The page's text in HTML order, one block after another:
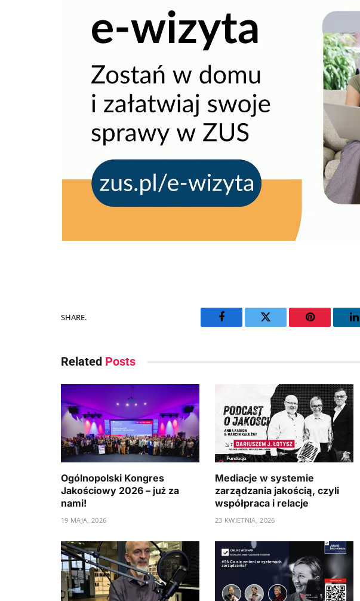
SHARE.
Facebook Twitter Pinterest
Related Posts
Ogólnopolski Kongres
Jakościowy 2026 – już za
nami!
19 MAJA, 2026
Mediacje w systemie
zarządzania jakością, czyli
współpraca i relacje
23 KWIETNIA, 2026